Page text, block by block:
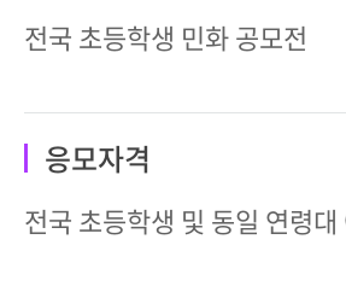
전국 초등학생 민화 공모전
응모자격
전국 초등학생 및 동일 연령대